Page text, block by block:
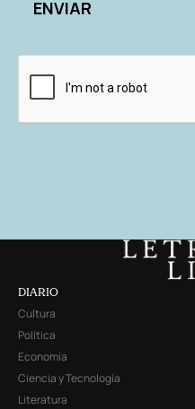
DIARIO
Cultura
Política
Economía
Ciencia y Tecnología
Literatura